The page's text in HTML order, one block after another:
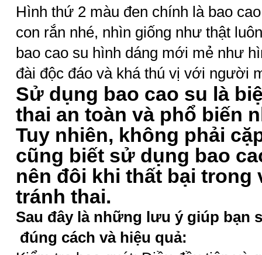
Hình thứ 2 màu đen chính là bao
con rắn nhé, nhìn giống như thật
bao cao su hình dáng mới mẻ như
đài độc đáo và khá thú vị với người
Sử dụng bao cao su là
thai an toàn và phổ biến
Tuy nhiên, không phải
cũng biết sử dụng bao
nên đôi khi thất bại trong
tránh thai.
Sau đây là những lưu ý giúp bạn
đúng cách và hiệu quả: